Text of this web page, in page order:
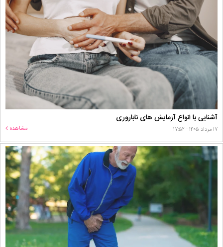
آشنایی با انواع آزمایش های ناباروری
۱۷ مرداد ۱۴۰۵ - ۱۷:۵۲ مشاهده